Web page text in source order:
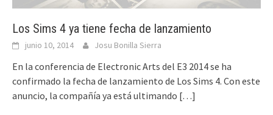
Los Sims 4 ya tiene fecha de lanzamiento
junio 10, 2014 Josu Bonilla Sierra
En la conferencia de Electronic Arts del E3 2014 se ha
confirmado la fecha de lanzamiento de Los Sims 4. Con este
anuncio, la compañía ya está ultimando […]